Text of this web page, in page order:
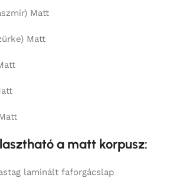
Matt
Matt
a matt korpusz:
laminált faforgácslap